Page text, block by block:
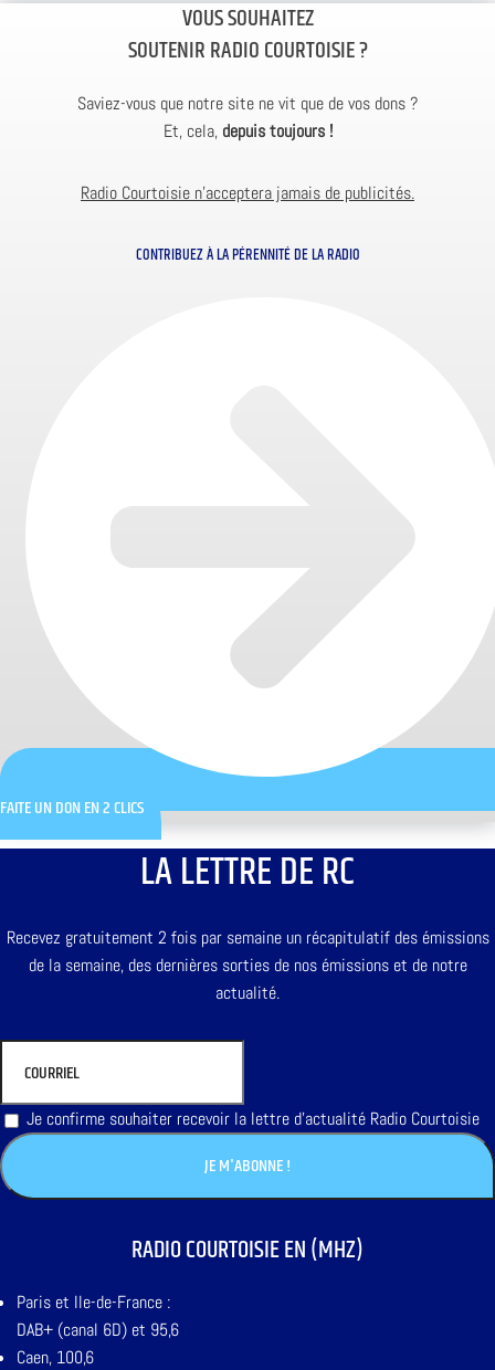
VOUS SOUHAITEZ
SOUTENIR RADIO COURTOISIE ?
Saviez-vous que notre site ne vit que de vos dons ?
Et, cela, depuis toujours !
Radio Courtoisie n’acceptera jamais de publicités.
CONTRIBUEZ À LA PÉRENNITÉ DE LA RADIO
FAITE UN DON EN 2 CLICS
LA LETTRE DE RC
Recevez gratuitement 2 fois par semaine un récapitulatif des émissions
de la semaine, des dernières sorties de nos émissions et de notre
actualité.
Je confirme souhaiter recevoir la lettre d'actualité Radio Courtoisie
RADIO COURTOISIE EN (MHZ)
Paris et Ile-de-France :
DAB+ (canal 6D) et 95,6
Caen, 100,6